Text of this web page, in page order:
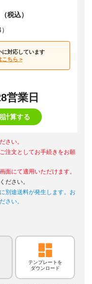
（税込）
に対応しています
こちら >
営業日
計算する
さい。
注文としてお手続きをお願
にて適用いただけます。
ださい。
別途送料が発生します。お
さい。
テンプレートを
ダウンロード